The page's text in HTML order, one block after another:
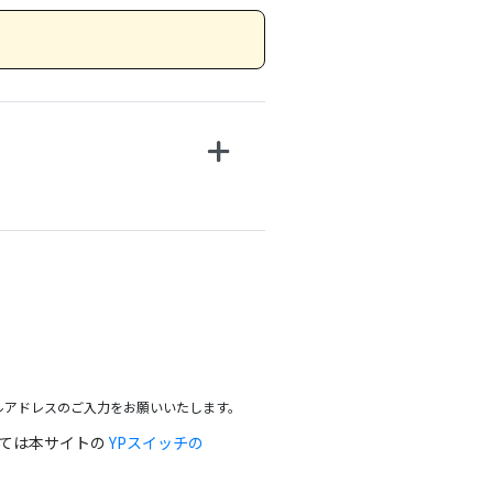
ドレスのご入力をお願いいたします。
は本サイトのYPスイッチの